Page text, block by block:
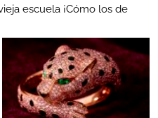
escuela ¡Cómo los de